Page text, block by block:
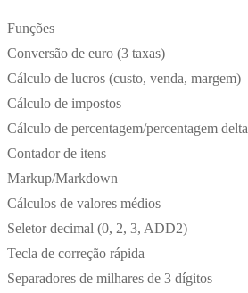
Funções
Conversão de euro (3 taxas)
Cálculo de lucros (custo, venda, margem)
Cálculo de impostos
Cálculo de percentagem/percentagem delta
Contador de itens
Markup/Markdown
Cálculos de valores médios
Seletor decimal (0, 2, 3, ADD2)
Tecla de correção rápida
Separadores de milhares de 3 dígitos